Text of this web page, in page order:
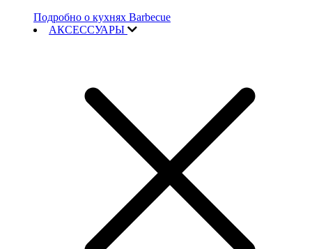
Подробно о кухнях Barbecue
АКСЕССУАРЫ